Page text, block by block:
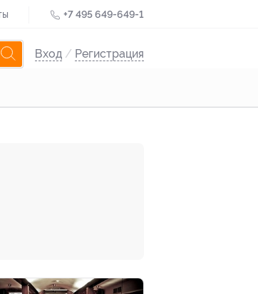
+7 495 649-649-1
Вход / Регистрация